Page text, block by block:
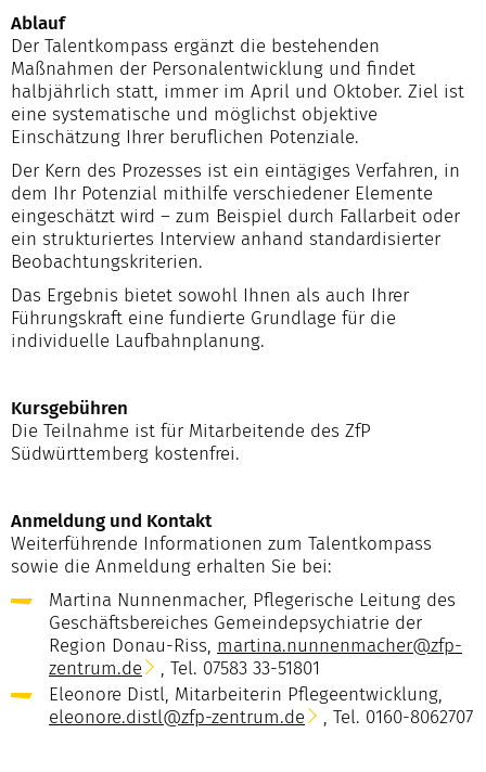
Ablauf
Der Talentkompass ergänzt die bestehenden
Maßnahmen der Personalentwicklung und findet
halbjährlich statt, immer im April und Oktober. Ziel ist
eine systematische und möglichst objektive
Einschätzung Ihrer beruflichen Potenziale.
Der Kern des Prozesses ist ein eintägiges Verfahren, in
dem Ihr Potenzial mithilfe verschiedener Elemente
eingeschätzt wird – zum Beispiel durch Fallarbeit oder
ein strukturiertes Interview anhand standardisierter
Beobachtungskriterien.
Das Ergebnis bietet sowohl Ihnen als auch Ihrer
Führungskraft eine fundierte Grundlage für die
individuelle Laufbahnplanung.
Kursgebühren
Die Teilnahme ist für Mitarbeitende des ZfP
Südwürttemberg kostenfrei.
Anmeldung und Kontakt
Weiterführende Informationen zum Talentkompass
sowie die Anmeldung erhalten Sie bei:
Martina Nunnenmacher, Pflegerische Leitung des
Geschäftsbereiches Gemeindepsychiatrie der
Region Donau-Riss, martina.nunnenmacher@zfp-
zentrum.de
, Tel. 07583 33-51801
Eleonore Distl, Mitarbeiterin Pflegeentwicklung,
eleonore.distl@zfp-zentrum.de
, Tel. 0160-8062707